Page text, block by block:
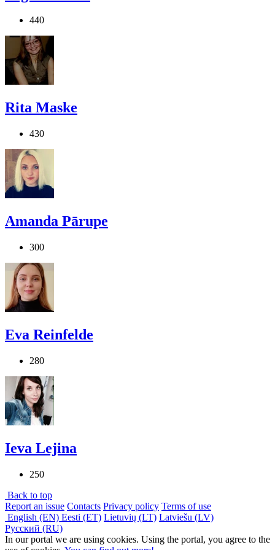
440
Rita Maske
430
Amanda Pārupe
300
Eva Reinfelde
280
Ieva Lejina
250
Back to top
Report an issue Contacts Privacy policy Terms of use
English (EN) Eesti (ET) Lietuvių (LT) Latviešu (LV)
Русский (RU)
In our portal we are using cookies. Using the portal, you agree to the